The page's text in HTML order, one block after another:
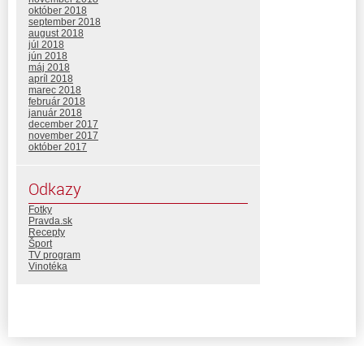
október 2018
september 2018
august 2018
júl 2018
jún 2018
máj 2018
apríl 2018
marec 2018
február 2018
január 2018
december 2017
november 2017
október 2017
Odkazy
Fotky
Pravda.sk
Recepty
Šport
TV program
Vinotéka